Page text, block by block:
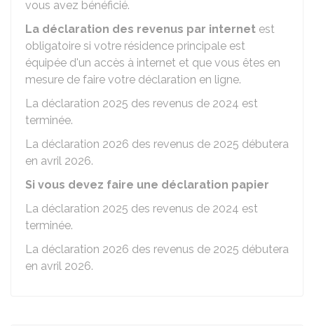
vous avez bénéficié.
La déclaration des revenus par internet est
obligatoire si votre résidence principale est
équipée d'un accès à internet et que vous êtes en
mesure de faire votre déclaration en ligne.
La déclaration 2025 des revenus de 2024 est
terminée.
La déclaration 2026 des revenus de 2025 débutera
en avril 2026.
Si vous devez faire une déclaration papier
La déclaration 2025 des revenus de 2024 est
terminée.
La déclaration 2026 des revenus de 2025 débutera
en avril 2026.